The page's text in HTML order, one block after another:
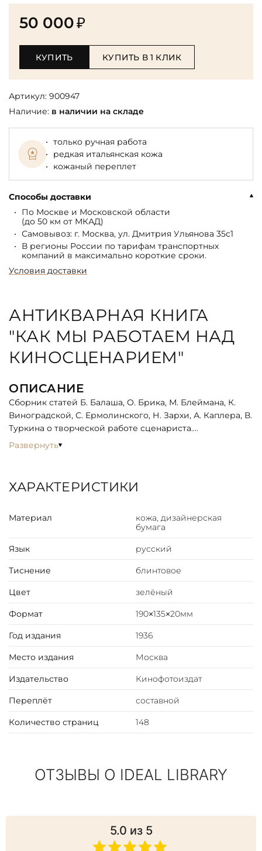
50 000₽
КУПИТЬ КУПИТЬ В 1 КЛИК
Артикул: 900947
Наличие: в наличии на складе
только ручная работа
редкая итальянская кожа
кожаный переплет
Способы доставки
По Москве и Московской области
(до 50 км от МКАД)
Самовывоз: г. Москва, ул. Дмитрия Ульянова 35с1
В регионы России по тарифам транспортных
компаний в максимально короткие сроки.
Условия доставки
АНТИКВАРНАЯ КНИГА
"КАК МЫ РАБОТАЕМ НАД
КИНОСЦЕНАРИЕМ"
ОПИСАНИЕ
Сборник статей Б. Балаша, О. Брика, М. Блеймана, К.
Виноградской, С. Ермолинского, Н. Зархи, А. Каплера, В.
Туркина о творческой работе сценариста.
Развернуть
ХАРАКТЕРИСТИКИ
Материал
кожа, дизайнерская
бумага
Язык русский
Тиснение блинтовое
Цвет зелёный
Формат 190×135×20мм
Год издания 1936
Место издания Москва
Издательство Кинофотоиздат
Переплёт составной
Количество страниц 148
ОТЗЫВЫ О IDEAL LIBRARY
5.0 из 5